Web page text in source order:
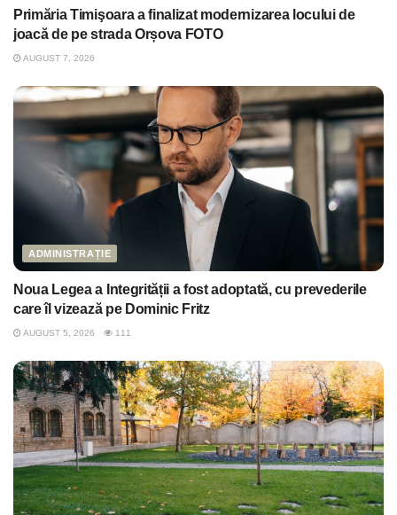
Primăria Timişoara a finalizat modernizarea locului de
joacă de pe strada Orșova FOTO
AUGUST 7, 2026
ADMINISTRAȚIE
Noua Legea a Integrității a fost adoptată, cu prevederile
care îl vizează pe Dominic Fritz
AUGUST 5, 2026 111